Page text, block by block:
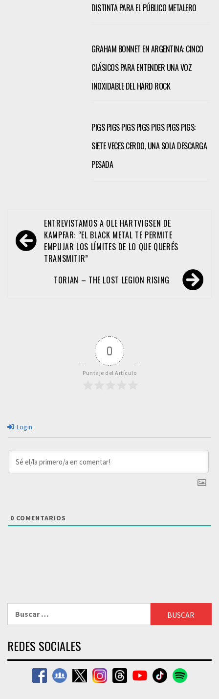
DISTINTA PARA EL PÚBLICO METALERO
GRAHAM BONNET EN ARGENTINA: CINCO
CLÁSICOS PARA ENTENDER UNA VOZ
INOXIDABLE DEL HARD ROCK
PIGS PIGS PIGS PIGS PIGS PIGS PIGS:
SIETE VECES CERDO, UNA SOLA DESCARGA
PESADA
Navegación
de
entradas
ENTREVISTAMOS A OLE HARTVIGSEN DE
KAMPFAR: “EL BLACK METAL TE PERMITE
EMPUJAR LOS LÍMITES DE LO QUE QUERÉS
TRANSMITIR”
TORIAN – THE LOST LEGION RISING
0
Puntaje del Artículo
Login
0 COMENTARIOS
REDES SOCIALES